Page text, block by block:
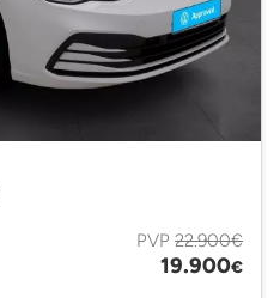
PVP 22.900€
19.900€